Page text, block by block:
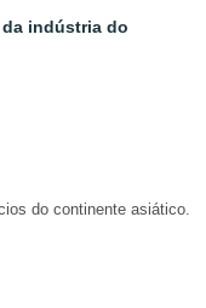
indústria do
do continente asiático.